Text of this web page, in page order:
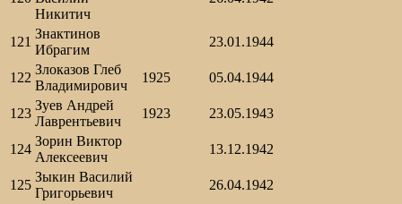
Никитич
121
Знактинов
Ибрагим
23.01.1944
122
Злоказов Глеб
Владимирович
1925 05.04.1944
123
Зуев Андрей
Лаврентьевич
1923 23.05.1943
124
Зорин Виктор
Алексеевич
13.12.1942
125
Зыкин Василий
Григорьевич
26.04.1942